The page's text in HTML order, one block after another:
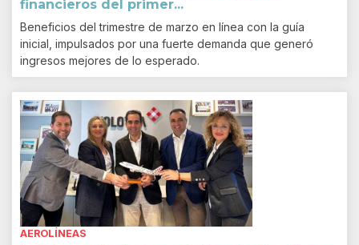
financieros del primer...
Beneficios del trimestre de marzo en línea con la guía
inicial, impulsados por una fuerte demanda que generó
ingresos mejores de lo esperado.
AEROLÍNEAS